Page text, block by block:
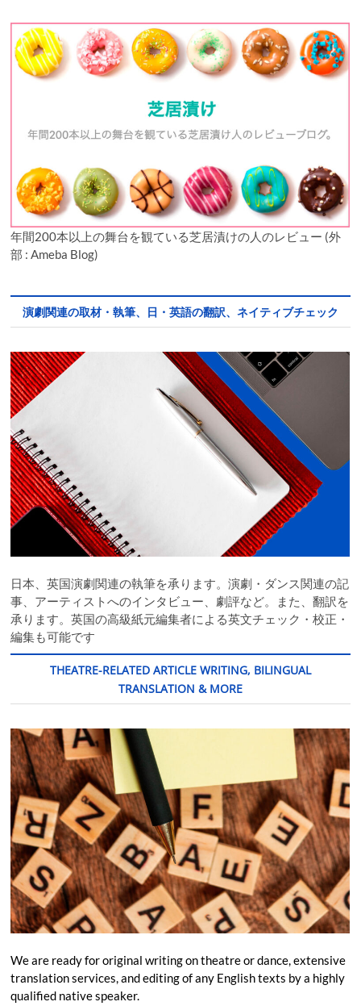
年間200本以上の舞台を観ている芝居漬けの人のレビュー (外
部 : Ameba Blog)
演劇関連の取材・執筆、日・英語の翻訳、ネイティブチェック
日本、英国演劇関連の執筆を承ります。演劇・ダンス関連の記
事、アーティストへのインタビュー、劇評など。また、翻訳を
承ります。英国の高級紙元編集者による英文チェック・校正・
編集も可能です
THEATRE-RELATED ARTICLE WRITING, BILINGUAL
TRANSLATION & MORE
We are ready for original writing on theatre or dance, extensive
translation services, and editing of any English texts by a highly
qualified native speaker.